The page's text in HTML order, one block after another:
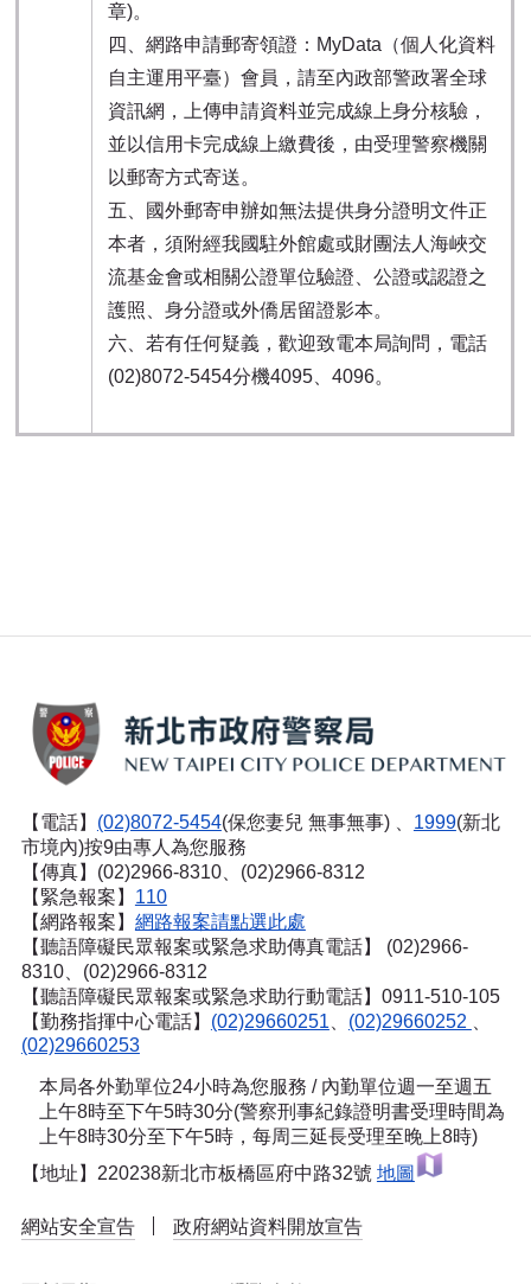
章)。
四、網路申請郵寄領證：MyData（個人化資料
自主運用平臺）會員，請至內政部警政署全球
資訊網，上傳申請資料並完成線上身分核驗，
並以信用卡完成線上繳費後，由受理警察機關
以郵寄方式寄送。
五、國外郵寄申辦如無法提供身分證明文件正
本者，須附經我國駐外館處或財團法人海峽交
流基金會或相關公證單位驗證、公證或認證之
護照、身分證或外僑居留證影本。
六、若有任何疑義，歡迎致電本局詢問，電話
(02)8072-5454分機4095、4096。
【電話】 (02)8072-5454(保您妻兒 無事無事) 、 1999(新北
市境內)按9由專人為您服務
【傳真】(02)2966-8310、(02)2966-8312
【緊急報案】 110
【網路報案】 網路報案請點選此處
【聽語障礙民眾報案或緊急求助傳真電話】
(02)2966-
8310、(02)2966-8312
【聽語障礙民眾報案或緊急求助行動電話】0911-510-105
【勤務指揮中心電話】 (02)29660251 (02)29660252
(02)29660253
本局各外勤單位24小時為您服務 / 內勤單位週一至週五
上午8時至下午5時30分(警察刑事紀錄證明書受理時間為
上午8時30分至下午5時，每周三延長受理至晚上8時)
【地址】220238新北市板橋區府中路32號 地圖
網站安全宣告 政府網站資料開放宣告